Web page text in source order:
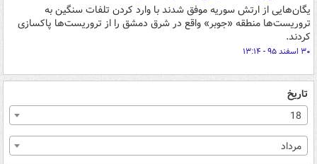
یگان‌هایی از ارتش سوریه موفق شدند با وارد کردن تلفات سنگین به
تروریست‌ها منطقه «جوبر» واقع در شرق دمشق را از تروریست‌ها پاکسازی
کردند.
۳۰ اسفند ۹۵ - ۱۳:۱۴
تاریخ
18
مرداد